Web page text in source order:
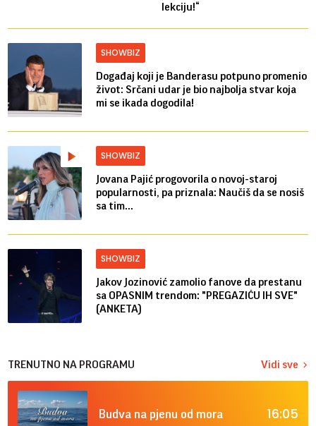
lekciju!“
SHOWBIZ
Događaj koji je Banderasu potpuno promenio
život: Srčani udar je bio najbolja stvar koja
mi se ikada dogodila!
SHOWBIZ
Jovana Pajić progovorila o novoj-staroj
popularnosti, pa priznala: Naučiš da se nosiš
sa tim...
SHOWBIZ
Jakov Jozinović zamolio fanove da prestanu
sa OPASNIM trendom: "PREGAZIĆU IH SVE"
(ANKETA)
TRENUTNO NA PROGRAMU Vidi sve
Budva na pjenu od mora 16:05